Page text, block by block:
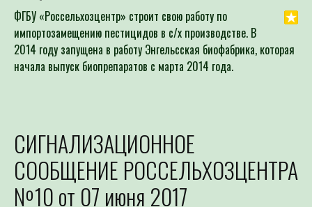
ФГБУ «Россельхозцентр» строит свою работу по
импортозамещению пестицидов в с/х производстве. В
2014 году запущена в работу Энгельсская биофабрика, которая
начала выпуск биопрепаратов с марта 2014 года.
СИГНАЛИЗАЦИОННОЕ
СООБЩЕНИЕ РОССЕЛЬХОЗЦЕНТРА
№10 от 07 июня 2017